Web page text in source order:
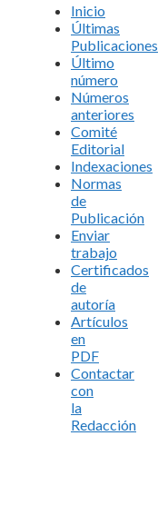
Inicio
Últimas
Publicaciones
Último
número
Números
anteriores
Comité
Editorial
Indexaciones
Normas
de
Publicación
Enviar
trabajo
Certificados
de
autoría
Artículos
en
PDF
Contactar
con
la
Redacción